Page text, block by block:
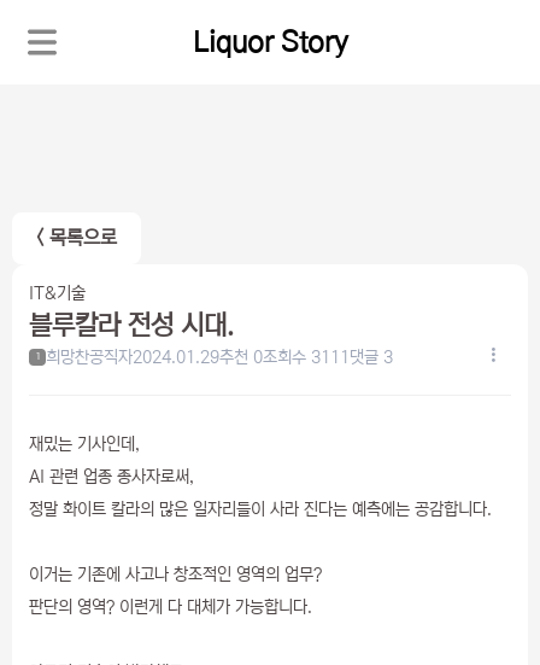
Liquor Story
< 목록으로
IT&기술
블루칼라 전성 시대.
1 희망찬공직자2024.01.29추천 0조회수 3111 댓글 3
재밌는 기사인데,
AI 관련 업종 종사자로써,
정말 화이트 칼라의 많은 일자리들이 사라 진다는 예측에는 공감합니다.
이거는 기존에 사고나 창조적인 영역의 업무?
판단의 영역? 이런게 다 대체가 가능합니다.